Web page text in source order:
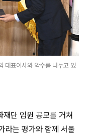
대표이사와 악수를 나누고 있
재단 임원 공모를 거쳐
라는 평가와 함께 서울